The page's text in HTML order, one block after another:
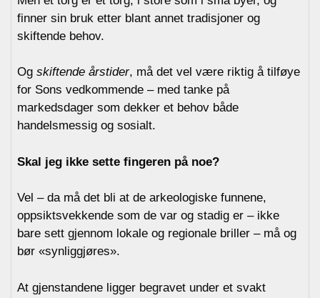
finner sin bruk etter blant annet tradisjoner og
skiftende behov.
Og skiftende årstider, må det vel være riktig å tilføye
for Sons vedkommende – med tanke på
markedsdager som dekker et behov både
handelsmessig og sosialt.
Skal jeg ikke sette fingeren på noe?
Vel – da må det bli at de arkeologiske funnene,
oppsiktsvekkende som de var og stadig er – ikke
bare sett gjennom lokale og regionale briller – må og
bør «synliggjøres».
At gjenstandene ligger begravet under et svakt